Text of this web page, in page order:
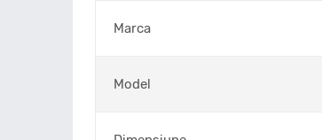
Marca
Model